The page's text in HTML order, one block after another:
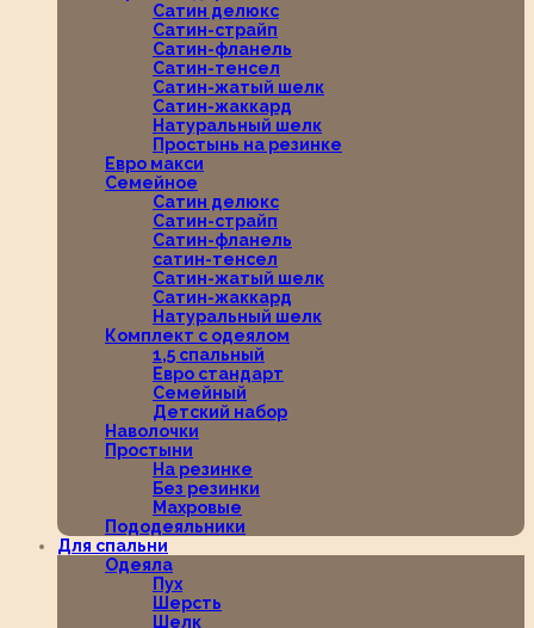
Сатин делюкс
Сатин-страйп
Сатин-фланель
Сатин-тенсел
Сатин-жатый шелк
Сатин-жаккард
Натуральный шелк
Простынь на резинке
Евро макси
Семейное
Сатин делюкс
Сатин-страйп
Сатин-фланель
сатин-тенсел
Сатин-жатый шелк
Сатин-жаккард
Натуральный шелк
Комплект с одеялом
1,5 спальный
Евро стандарт
Семейный
Детский набор
Наволочки
Простыни
На резинке
Без резинки
Махровые
Пододеяльники
Для спальни
Одеяла
Пух
Шерсть
Шелк